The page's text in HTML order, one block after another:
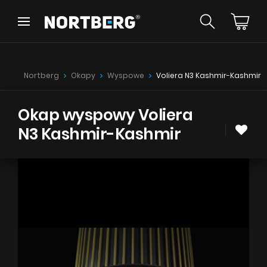
Wróć
Okapy Wyspowe
Okapy Kominowe
Okapy Podszafkowe
Okapy Rustykalne
Okapy Sufitowe
Wróć
Nortberg Okapy Wyspowe Voliera N3 Kashmir-Kashmir
Okap wyspowy Voliera
N3 Kashmir-Kashmir